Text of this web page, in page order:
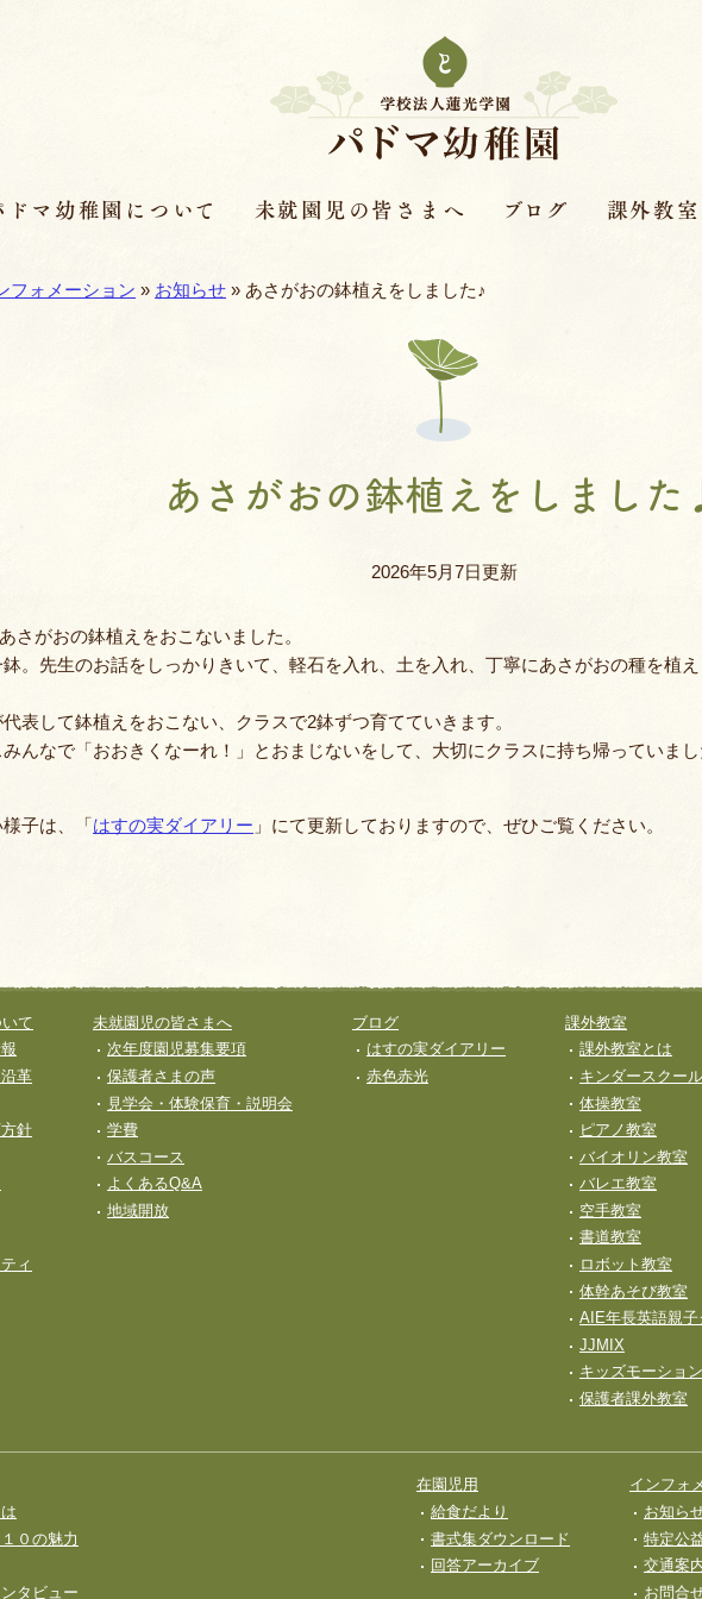
ドマ幼稚園について
幼稚園の基本情報
仏教食育
預かり保育
園歌・MOVIE
未就園児の皆さまへ
次年度園児募集要項
保護者さまの声
見学会・体験保育・説明
学費
地域開放
ブログ
はすの実ダイアリー
課外教室
空手教室
体幹あそび教
キッズモーショ
保護者課外教
フォメーション » お知らせ » あさがおの鉢植えをしました♪
あさがおの鉢植えをしまし
2026年5月7日更新
さがおの鉢植えをおこないました。
。先生のお話をしっかりきいて、軽石を入れ、土を入れ、丁寧にあさがおの種を植え
表して鉢植えをおこない、クラスで2鉢ずつ育てていきます。
んなで「おおきくなーれ！」とおまじないをして、大切にクラスに持ち帰っていま
子は、「はすの実ダイアリー 」にて更新しておりますので、ぜひご覧ください。
ー
て
革
針
ィ
未就園児の皆さまへ
次年度園児募集要項
保護者さまの声
見学会・体験保育・説明会
学費
バスコース
よくあるQ&A
地域開放
ブログ
はすの実ダイアリー
赤色赤光
課外教室
課外教室とは
キンダースクール
体操教室
ピアノ教室
バイオリン教室
バレエ教室
空手教室
書道教室
ロボット教室
体幹あそび教室
AIE年長英語親子
JJMIX
キッズモーション
保護者課外教室
０の魅力
タビュー
在園児用
給食だより
書式集ダウンロード
回答アーカイブ
インフォ
お知ら
特定公
交通案
お問合